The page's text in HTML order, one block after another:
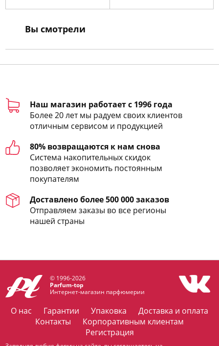
Вы смотрели
Наш магазин работает с 1996 года
Более 20 лет мы радуем своих клиентов
отличным сервисом и продукцией
80% возвращаются к нам снова
Система накопительных скидок
позволяет экономить постоянным
покупателям
Доставлено более 500 000 заказов
Отправляем заказы во все регионы
нашей страны
© 1996-2026
Parfum-top
Интернет-магазин парфюмерии
О нас Гарантии Упаковка
Доставка и оплата
Контакты
Корпоративным клиентам
Регистрация